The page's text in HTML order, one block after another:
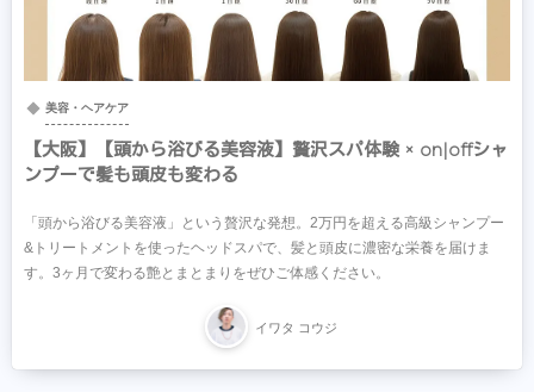
美容・ヘアケア
【大阪】【頭から浴びる美容液】贅沢スパ体験 × on|offシャ
ンプーで髪も頭皮も変わる
「頭から浴びる美容液」という贅沢な発想。2万円を超える高級シャンプー
&トリートメントを使ったヘッドスパで、髪と頭皮に濃密な栄養を届けま
す。3ヶ月で変わる艶とまとまりをぜひご体感ください。
イワタ コウジ